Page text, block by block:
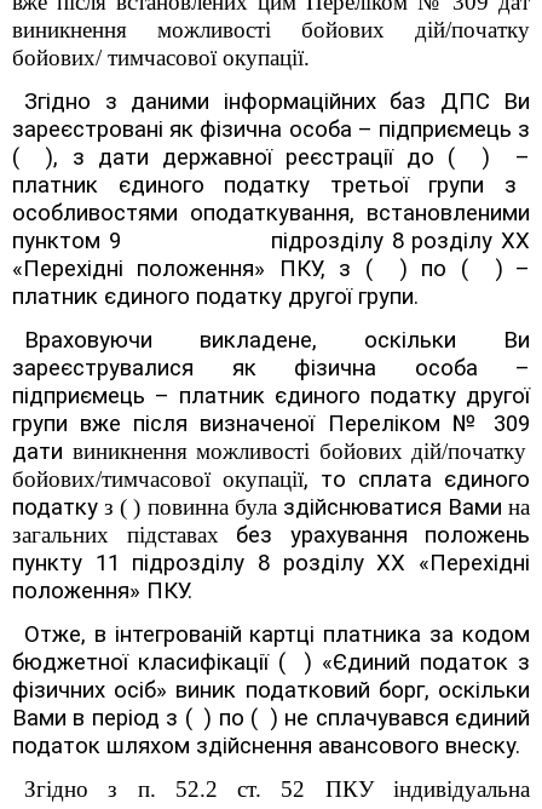
виникнення можливості бойових дій/початку
бойових/ тимчасової окупації.
Згідно з даними інформаційних баз ДПС Ви
зареєстровані як фізична особа – підприємець з
( ), з дати державної реєстрації до ( )
–
платник єдиного податку третьої групи з
особливостями оподаткування, встановленими
пунктом 9
підрозділу 8 розділу XX
«Перехідні положення» ПКУ, з ( ) по ( ) –
платник єдиного податку другої групи.
Враховуючи викладене, оскільки Ви
зареєструвалися як фізична особа –
підприємець – платник єдиного податку другої
групи вже після визначеної Переліком № 309
дати виникнення можливості бойових дій/початку
бойових/тимчасової окупації, то сплата єдиного
податкуз ( ) повинна була здійснюватися Вами на
загальних підставахбез урахування положень
пункту 11 підрозділу 8 розділу XX «Перехідні
положення» ПКУ.
Отже, в інтегрованій картці платника за кодом
бюджетної класифікації ( ) «Єдиний податок з
фізичних осіб» виник податковий борг, оскільки
Вами в період з ( ) по ( ) не сплачувався єдиний
податок шляхом здійснення авансового внеску.
Згідно з п. 52.2 ст. 52 ПКУ індивідуальна